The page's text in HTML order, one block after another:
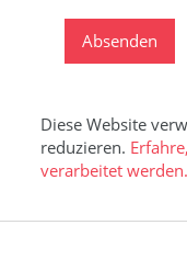
Diese Website
reduzieren.
verarbeitet werden.